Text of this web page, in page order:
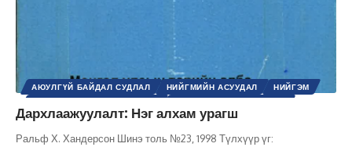
АЮУЛГҮЙ БАЙДАЛ СУДЛАЛ НИЙГМИЙН АСУУДАЛ
НИЙГЭМ
ҮНДЭСНИЙ АЮУЛГҮЙ БАЙДАЛ
ХҮНИЙ ЭРХ
ШИНЭ ТОЛЬ СЭТГҮҮЛ
ЭРХ, ЭРХ ЧӨЛӨӨ
Дархлаажуулалт: Нэг алхам урагш
Ральф Х. Хандерсон Шинэ толь №23, 1998 Түлхүүр үг: